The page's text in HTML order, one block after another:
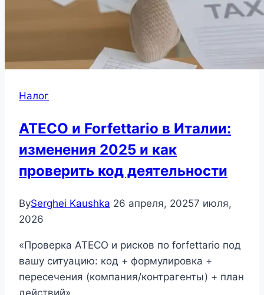
Налог
ATECO и Forfettario в Италии:
изменения 2025 и как
проверить код деятельности
BySerghei Kaushka 26 апреля, 20257 июля,
2026
«Проверка ATECO и рисков по forfettario под
вашу ситуацию: код + формулировка +
пересечения (компания/контрагенты) + план
действий»